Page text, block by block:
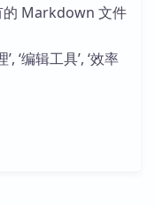
的 Markdown 文件
‘编辑工具’, ‘效率